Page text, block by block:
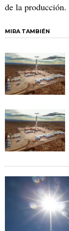
de la producción.
MIRA TAMBIÉN